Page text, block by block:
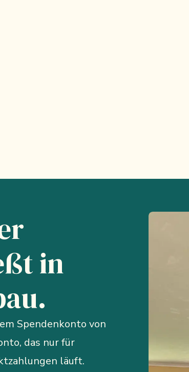
in
Spendenkonto von
das nur für
läuft.